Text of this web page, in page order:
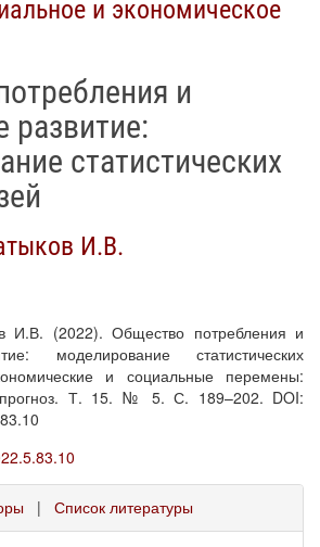
и экономическое
и
развитие:
статистических
И.В.
И.В. (2022). Общество потребления и
моделирование статистических
и социальные перемены:
Т. 15. № 5. С. 189–202. DOI:
| Список литературы